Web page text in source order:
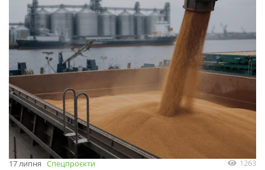
17 липня Спецпроєкти 1263